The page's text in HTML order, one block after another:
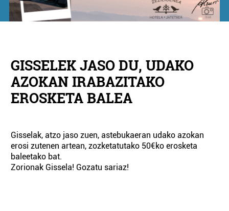
GISSELEK JASO DU, UDAKO
AZOKAN IRABAZITAKO
EROSKETA BALEA
Gisselak, atzo jaso zuen, astebukaeran udako azokan
erosi zutenen artean, zozketatutako 50€ko erosketa
baleetako bat.
Zorionak Gissela! Gozatu sariaz!